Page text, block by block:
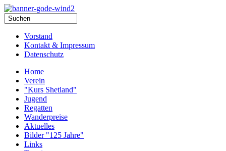
Vorstand
Kontakt & Impressum
Datenschutz
Home
Verein
"Kurs Shetland"
Jugend
Regatten
Wanderpreise
Aktuelles
Bilder "125 Jahre"
Links